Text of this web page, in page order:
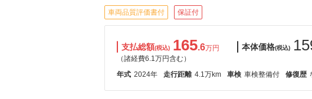
車両品質評価書付 保証付
支払総額(税込) 165.6万円
（諸経費6.1万円含む）
本体価格(税込)
年式 2024年 走行距離 4.1万km 車検 車検整備付 修復歴